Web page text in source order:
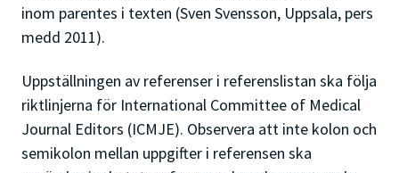
inom parentes i texten (Sven Svensson, Uppsala, pers
medd 2011).
Uppställningen av referenser i referenslistan ska följa
riktlinjerna för International Committee of Medical
Journal Editors (ICMJE). Observera att inte kolon och
semikolon mellan uppgifter i referensen ska